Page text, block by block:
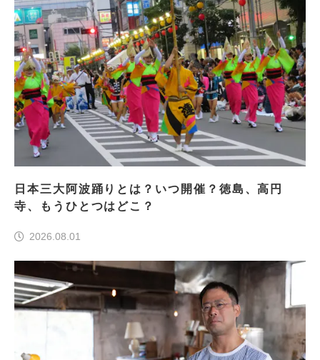
日本三大阿波踊りとは？いつ開催？徳島、高円
寺、もうひとつはどこ？
2026.08.01